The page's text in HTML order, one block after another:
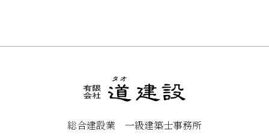
総合建設業 一級建築士事務所